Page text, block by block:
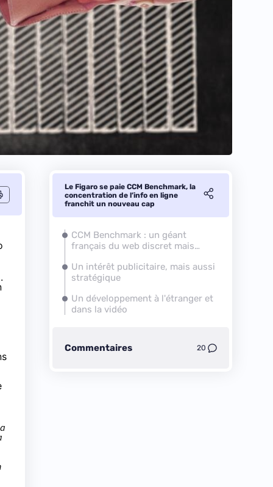
Le Figaro se paie CCM Benchmark, la
concentration de l’info en ligne
franchit un nouveau cap
CCM Benchmark : un géant
français du web discret mais
Un intérêt publicitaire, mais aussi
stratégique
Un développement à l'étranger et
dans la vidéo
Commentaires 20